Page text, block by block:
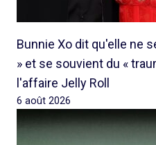
Bunnie Xo dit qu'elle ne
» et se souvient du «
l'affaire Jelly Roll
6 août 2026